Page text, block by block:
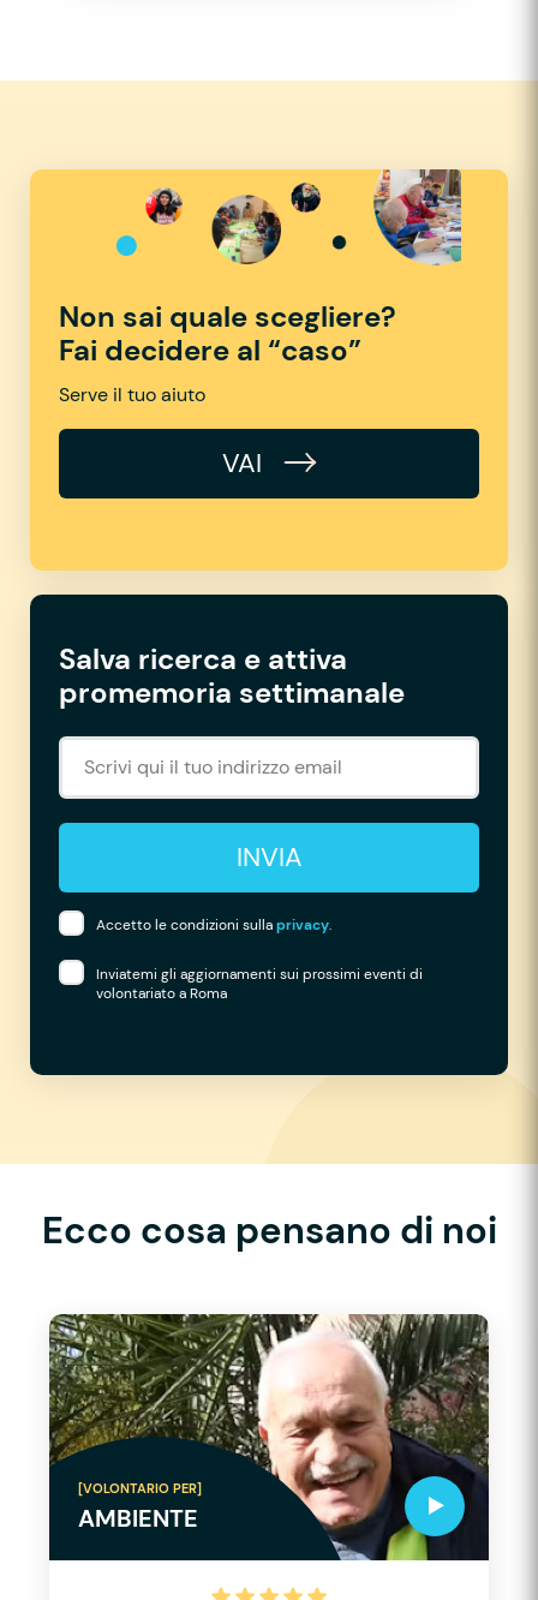
Non sai quale scegliere?
Fai decidere al “caso”
Serve il tuo aiuto
VAI
Salva ricerca e attiva
promemoria settimanale
INVIA
Accetto le condizioni sullaprivacy.
Inviatemi gli aggiornamenti sui prossimi eventi di
volontariato a Roma
Ecco cosa pensano di noi
[VOLONTARIO PER]
AMBIENTE